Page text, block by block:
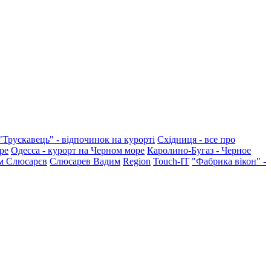
- відпочинок на курорті Східниця - все про
Одесса - курорт на Черном море Каролино-Бугаз - Черное
Слюсарєв Слюсарев Вадим Region Touch-IT "Фабрика вікон" -